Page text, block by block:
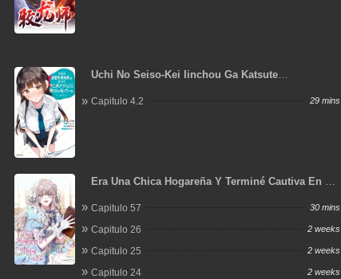
Uchi No Seiso-Kei Iinchou Ga Katsute
Shitteiru
Capitulo 4.2 29 mins
Era Una Chica Hogareña Y Terminé Cautiva En Un
Capitulo 57 30 mins
Capitulo 26 2 weeks
Capitulo 25 2 weeks
Capitulo 24 2 weeks